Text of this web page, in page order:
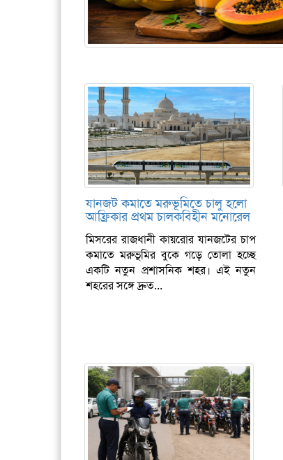
যানজট কমাতে মরুভূমিতে চালু হলো
আফ্রিকার প্রথম চালকবিহীন মনোরেল
মিসরের রাজধানী কায়রোর যানজটের চাপ
কমাতে মরুভূমির বুকে গড়ে তোলা হচ্ছে
একটি নতুন প্রশাসনিক শহর। এই নতুন
শহরের সঙ্গে দ্রুত...